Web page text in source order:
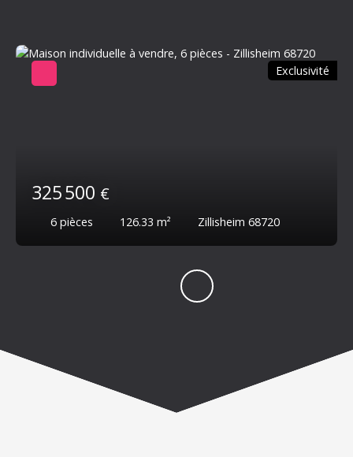
325 500 €
6 pièces 126.33 m² Zillisheim 68720
Exclusivité